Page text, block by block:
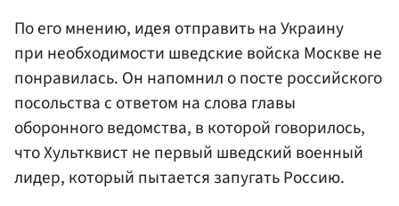
По его мнению, идея отправить на Украину
при необходимости шведские войска Москве не
понравилась. Он напомнил о посте российского
посольства с ответом на слова главы
оборонного ведомства, в которой говорилось,
что Хультквист не первый шведский военный
лидер, который пытается запугать Россию.